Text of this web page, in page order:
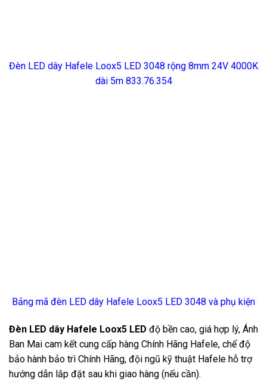
Đèn LED dây Hafele Loox5 LED 3048 rộng 8mm 24V 4000K
dài 5m 833.76.354
Bảng mã đèn LED dây Hafele Loox5 LED 3048 và phụ kiện
Đèn LED dây Hafele Loox5 LED độ bền cao, giá hợp lý, Ánh
Ban Mai cam kết cung cấp hàng Chính Hãng Hafele, chế độ
bảo hành bảo trì Chính Hãng, đội ngũ kỹ thuật Hafele hỗ trợ
hướng dẫn lắp đặt sau khi giao hàng (nếu cần).